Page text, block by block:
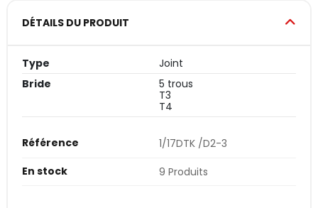
DÉTAILS DU PRODUIT
Type
Joint
Bride
5 trous
T3
T4
Référence
1/17DTK /D2-3
En stock
9 Produits